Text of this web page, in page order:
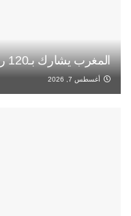
المغرب يشارك بـ120 رياضيا في دورة تارانتو 2026
أغسطس 7, 2026